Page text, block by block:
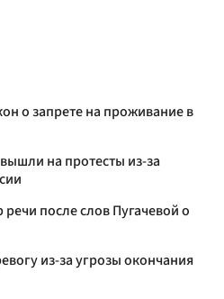
о запрете на проживание в
на протесты из-за
после слов Пугачевой о
из-за угрозы окончания